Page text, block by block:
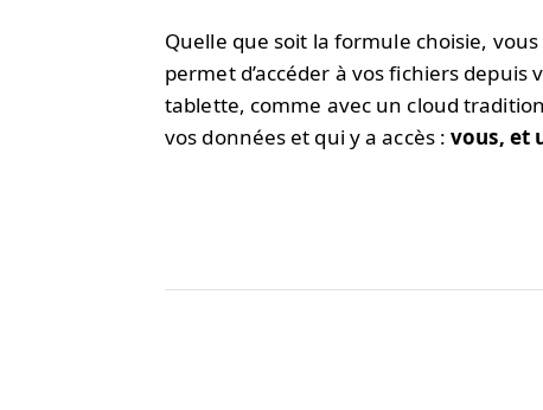
Quelle que soit la formule choisie,
permet d’accéder à vos fichiers
tablette, comme avec un cloud
vos données et qui y a accès :vous, et